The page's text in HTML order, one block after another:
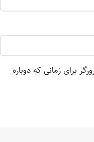
برای زمانی که دوباره